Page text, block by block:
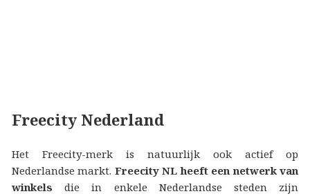
Freecity Nederland
Het Freecity-merk is natuurlijk ook actief op
Nederlandse markt. Freecity NL heeft een netwerk van
winkels die in enkele Nederlandse steden zijn